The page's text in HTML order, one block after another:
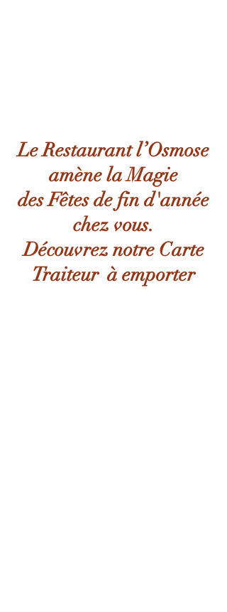
Le Restaurant l’Osmose
amène la Magie
des Fêtes de fin d'année
chez vous.
Découvrez notre Carte
Traiteur à emporter